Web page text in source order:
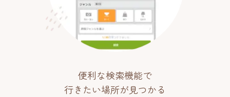
便利な検索機能で
行きたい場所が見つかる